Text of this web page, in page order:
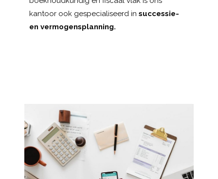
kantoor ook gespecialiseerd in successie-
en vermogensplanning.